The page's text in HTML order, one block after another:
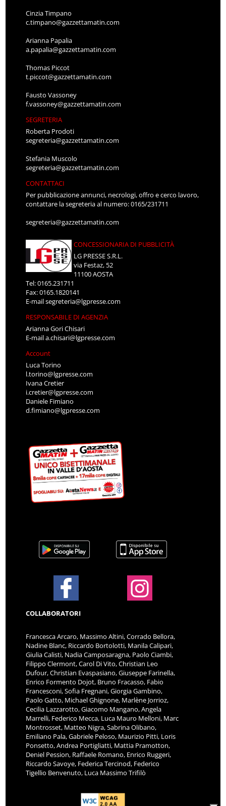
Cinzia Timpano
c.timpano@gazzettamatin.com
Arianna Papalia
a.papalia@gazzettamatin.com
Thomas Piccot
t.piccot@gazzettamatin.com
Fausto Vassoney
f.vassoney@gazzettamatin.com
SEGRETERIA
Roberta Prodoti
segreteria@gazzettamatin.com
Stefania Muscolo
segreteria@gazzettamatin.com
CONTATTACI
Per pubblicazione annunci, necrologi, offro e cerco lavoro,
contattare la segreteria al numero: 0165/231711
segreteria@gazzettamatin.com
CONCESSIONARIA DI PUBBLICITÀ
LG PRESSE S.R.L.
via Festaz, 52
11100 AOSTA
Tel: 0165.231711
Fax: 0165.1820141
E-mailsegreteria@lgpresse.com
RESPONSABILE DI AGENZIA
Arianna Gori Chisari
E-maila.chisari@lgpresse.com
Account
Luca Torino
l.torino@lgpresse.com
Ivana Cretier
i.cretier@lgpresse.com
Daniele Fimiano
d.fimiano@lgpresse.com
COLLABORATORI
Francesca Arcaro, Massimo Altini, Corrado Bellora,
Nadine Blanc, Riccardo Bortolotti, Manila Calipari,
Giulia Calisti, Nadia Camposaragna, Paolo Ciambi,
Filippo Clermont, Carol Di Vito, Christian Leo
Dufour, Christian Evaspasiano, Giuseppe Farinella,
Enrico Formento Dojot, Bruno Fracasso, Fabio
Francesconi, Sofia Fregnani, Giorgia Gambino,
Paolo Gatto, Michael Ghignone, Marlène Jorrioz,
Cecilia Lazzarotto, Giacomo Mangano, Angela
Marrelli, Federico Mecca, Luca Mauro Melloni, Marc
Montrosset, Matteo Nigra, Sabrina Olibano,
Emiliano Pala, Gabriele Peloso, Maurizio Pitti, Loris
Ponsetto, Andrea Portigliatti, Mattia Pramotton,
Deniel Pession, Raffaele Romano, Enrico Ruggeri,
Riccardo Savoye, Federica Tercinod, Federico
Tigellio Benvenuto, Luca Massimo Trifilò